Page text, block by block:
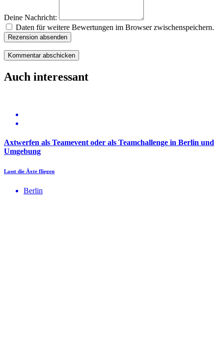
Deine Nachricht:
Daten für weitere Bewertungen im Browser zwischenspeichern.
Rezension absenden
Auch interessant
Axtwerfen als Teamevent oder als Teamchallenge in Berlin und
Umgebung
Lasst die Äxte fliegen
Berlin